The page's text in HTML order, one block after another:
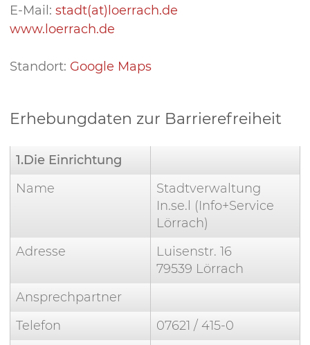
E-Mail: stadt(at)loerrach.de
www.loerrach.de
Standort: Google Maps
Erhebungdaten zur Barrierefreiheit
1.Die Einrichtung
Name
Stadtverwaltung
In.se.l (Info+Service
Lörrach)
Adresse
Luisenstr. 16
79539 Lörrach
Ansprechpartner
Telefon
07621 / 415-0